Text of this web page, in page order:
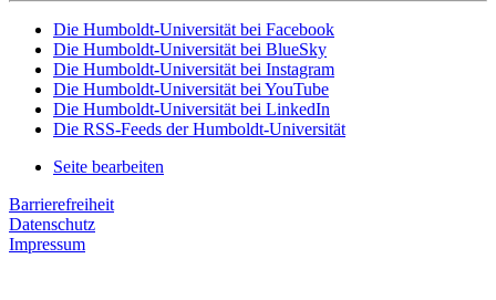
Die Humboldt-Universität bei Facebook
Die Humboldt-Universität bei BlueSky
Die Humboldt-Universität bei Instagram
Die Humboldt-Universität bei YouTube
Die Humboldt-Universität bei LinkedIn
Die RSS-Feeds der Humboldt-Universität
Seite bearbeiten
Barrierefreiheit
Datenschutz
Impressum